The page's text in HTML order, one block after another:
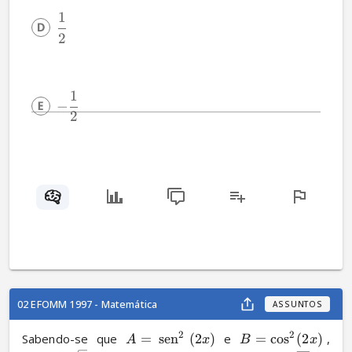
2
1
−
2
1
02 EFOMM 1997 - Matemática ASSUNTOS
Sabendo-se que A = sen2 (2x) e B = cos2 (2x) ,